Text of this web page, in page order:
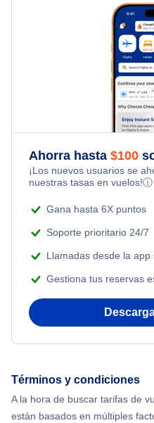
Ahorra hasta $100
¡Los nuevos usuarios se
nuestras tasas en vuelos!ⓘ
Gana hasta 6X puntos
Soporte prioritario 24/7
Llamadas desde la app
Gestiona tus reservas
Términos y condiciones
A la hora de buscar tarifas de
están basados en múltiples